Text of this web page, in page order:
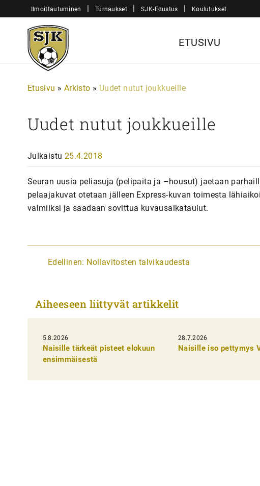
sisältöön
Ilmoittautuminen | Turnaukset | SJK-Edustus | Koulutukset
Sjk-
Juniorit
ETUSIVU
Etusivu » Arkisto » Uudet nutut joukkueille
Uudet nutut joukkueille
Julkaistu 25.4.2018
Seuran uusia peliasuja (pelipaita ja –housut) jaetaan
pelaajakuvat otetaan jälleen Express-kuvan toimesta
valmiiksi ja saadaan sovittua kuvausaikataulut.
A
i
k
e
Edellinen: Nollavitosten talvikaudesta
Aiheeseen liittyvät artikkelit
5.8.2026
Naisille tärkeät pisteet elokuun
ensimmäisestä
28.7.2026
Naisille iso pettymys